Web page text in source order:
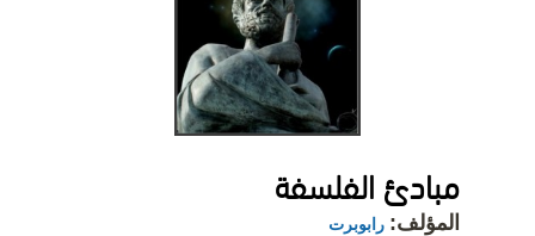
مبادئ الفلسفة
المؤلف: رابوبرت